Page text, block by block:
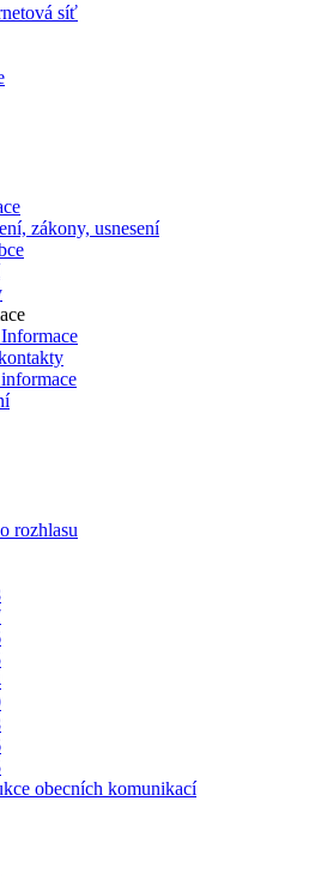
síť
zákony, usnesení
rozhlasu
obecních komunikací